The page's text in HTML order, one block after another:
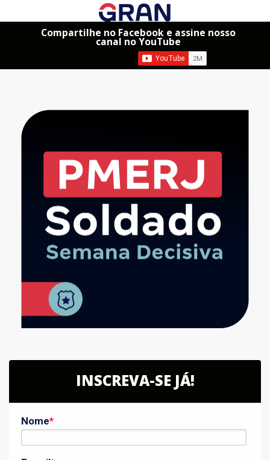
Compartilhe no Facebook e assine nosso
canal no YouTube
INSCREVA-SE JÁ!